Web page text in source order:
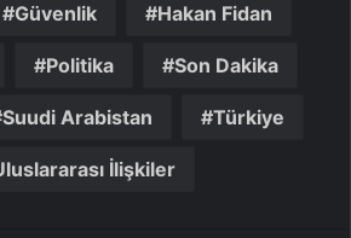
Güvenlik Hakan Fidan
Politika Son Dakika
Suudi Arabistan Türkiye
İlişkiler